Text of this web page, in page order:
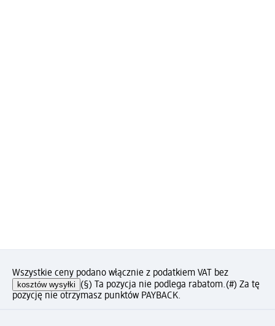
Wszystkie ceny podano włącznie z podatkiem VAT bez
kosztów wysyłki (§) Ta pozycja nie podlega rabatom.(#) Za tę
pozycję nie otrzymasz punktów PAYBACK.